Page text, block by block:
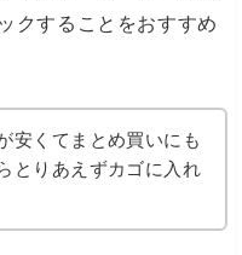
クすることをおすすめ
安くてまとめ買いにも
とりあえずカゴに入れ